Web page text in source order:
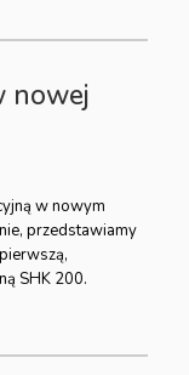
nowej
w nowym
przedstawiamy
SHK 200.